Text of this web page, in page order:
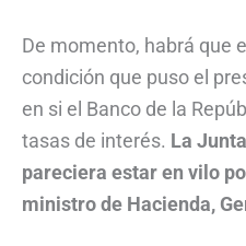
De momento, habrá que
condición que puso el
en si el Banco de la
tasas de interés. La
pareciera estar en vilo
ministro de Hacienda,